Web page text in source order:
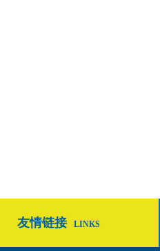
友情链接 LINKS